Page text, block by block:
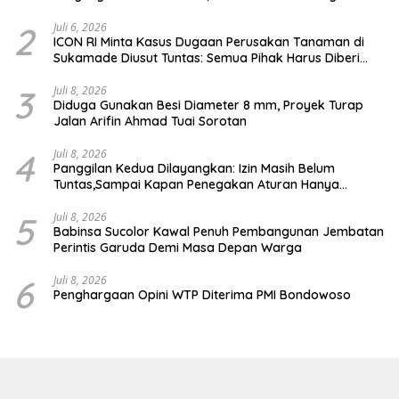
2 Juli 6, 2026
ICON RI Minta Kasus Dugaan Perusakan Tanaman di
Sukamade Diusut Tuntas: Semua Pihak Harus Diberi
3 Juli 8, 2026
Diduga Gunakan Besi Diameter 8 mm, Proyek Turap
Jalan Arifin Ahmad Tuai Sorotan
4 Juli 8, 2026
Panggilan Kedua Dilayangkan: Izin Masih Belum
Tuntas,Sampai Kapan Penegakan Aturan Hanya
5 Juli 8, 2026
Babinsa Sucolor Kawal Penuh Pembangunan Jembatan
Perintis Garuda Demi Masa Depan Warga
6 Juli 8, 2026
Penghargaan Opini WTP Diterima PMI Bondowoso